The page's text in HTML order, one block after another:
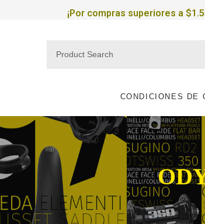
¡Por compras superiores a
CONDICIONES DE